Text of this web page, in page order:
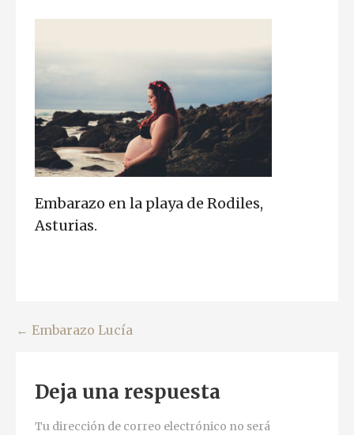
Embarazo en la playa de Rodiles,
Asturias.
Navegación
entradas
← Embarazo Lucía
Deja una respuesta
Tu dirección de correo electrónico no será